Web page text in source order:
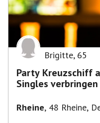
Brigitte, 65
Party Kreuzschiff
Singles verbringen
Rheine, 48 Rheine,